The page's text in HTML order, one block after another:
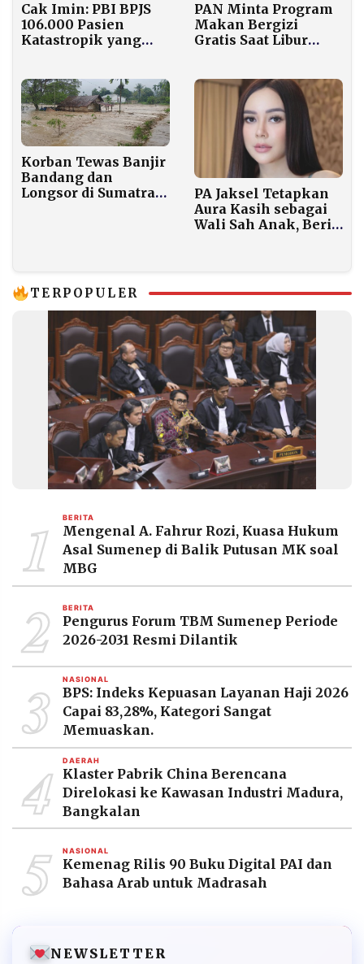
Cak Imin: PBI BPJS
106.000 Pasien
Katastropik yang
PAN Minta Program
Makan Bergizi
Gratis Saat Libur
Korban Tewas Banjir
Bandang dan
Longsor di Sumatra
PA Jaksel Tetapkan
Aura Kasih sebagai
Wali Sah Anak, Beri
TERPOPULER
1 BERITA
Mengenal A. Fahrur Rozi, Kuasa Hukum
Asal Sumenep di Balik Putusan MK soal
MBG
2 BERITA
Pengurus Forum TBM Sumenep Periode
2026-2031 Resmi Dilantik
3 NASIONAL
BPS: Indeks Kepuasan Layanan Haji 2026
Capai 83,28%, Kategori Sangat
Memuaskan.
4 DAERAH
Klaster Pabrik China Berencana
Direlokasi ke Kawasan Industri Madura,
Bangkalan
5 NASIONAL
Kemenag Rilis 90 Buku Digital PAI dan
Bahasa Arab untuk Madrasah
NEWSLETTER